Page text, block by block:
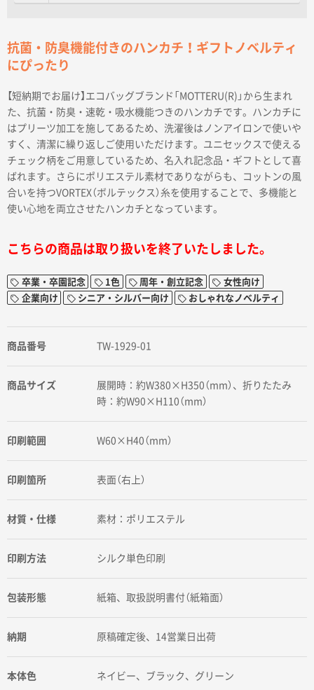
抗菌・防臭機能付きのハンカチ！ギフトノベルティ
にぴったり
【短納期でお届け】エコバッグブランド「MOTTERU(R)」から生まれ
た、抗菌・防臭・速乾・吸水機能つきのハンカチです。ハンカチに
はプリーツ加工を施してあるため、洗濯後はノンアイロンで使いや
すく、清潔に繰り返しご使用いただけます。ユニセックスで使える
チェック柄をご用意しているため、名入れ記念品・ギフトとして喜
ばれます。さらにポリエステル素材でありながらも、コットンの風
合いを持つVORTEX（ボルテックス）糸を使用することで、多機能と
使い心地を両立させたハンカチとなっています。
こちらの商品は取り扱いを終了いたしました。
卒業・卒園記念 1色 周年・創立記念
女性向け
企業向け
シニア・シルバー向け おしゃれなノベルティ
商品番号 TW-1929-01
商品サイズ
展開時：約W380×H350（mm）、折りたたみ
時：約W90×H110（mm）
印刷範囲 W60×H40（mm）
印刷箇所 表面（右上）
材質・仕様 素材：ポリエステル
印刷方法 シルク単色印刷
包装形態 紙箱、取扱説明書付（紙箱面）
納期 原稿確定後、14営業日出荷
本体色 ネイビー、ブラック、グリーン